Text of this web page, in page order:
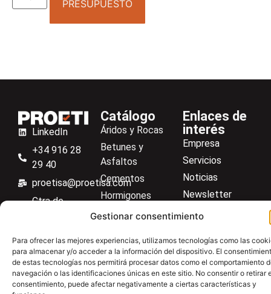
Gestionar consentimiento
Para ofrecer las mejores experiencias, utilizamos tecnologías como las
para almacenar y/o acceder a la información del dispositivo. El
de estas tecnologías nos permitirá procesar datos como el comportamiento
navegación o las identificaciones únicas en este sitio. No consentir o retirar
consentimiento, puede afectar negativamente a ciertas características y
PRESUPUESTO
LinkedIn
+34 916 28
29 40
proetisa@proetisa.com
Ctra de
M-106, Km
4,1, 28110
Algete,
Madrid
Catálogo
Áridos y Rocas
Betunes y
Asfaltos
Cementos
Hormigones
Suelos
Aceros
Material general
Enlaces de
interés
Empresa
Servicios
Noticias
Newsletter
Descargas
Centro de ayuda